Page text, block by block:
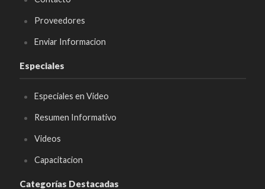
Proveedores
Enviar Informacion
Especiales
Especiales en Video
Resumen Informativo
Videos
Capacitacion
Categorías Destacadas